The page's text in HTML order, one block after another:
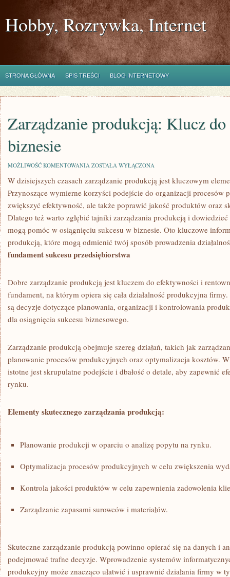
Hobby, Rozrywka, Internet
STRONA GŁÓWNA SPIS TREŚCI BLOG INTERNETOWY
Zarządzanie produkcją: Klucz do
biznesie
MOŻLIWOŚĆ KOMENTOWANIA ZARZĄDZANIE
KLUCZ
SUKCESU
W
ZOSTAŁA WYŁĄCZONA
W dzisiejszych czasach ‍zarządzanie ⁣produkcją jest ‌kluczowym⁣
Przynoszące wymierne korzyści podejście⁣ do organizacji
zwiększyć⁢ efektywność,⁤ ale także poprawić jakość produktów oraz
Dlatego ⁢też warto⁢ zgłębić‍ tajniki zarządzania produkcją ‌i
mogą pomóc w‍ osiągnięciu⁤ sukcesu ⁣w ⁣biznesie. Oto‌ kluczowe
produkcją, które mogą ⁤odmienić twój sposób prowadzenia
fundament sukcesu⁣ przedsiębiorstwa
Dobre zarządzanie produkcją jest⁤ kluczem do efektywności i
fundament, na którym opiera się cała⁢ działalność produkcyjna‍
są decyzje dotyczące planowania, organizacji⁣ i kontrolowania
dla‌ osiągnięcia⁣ sukcesu ⁤biznesowego.
Zarządzanie‍ produkcją obejmuje⁤ szereg działań, takich jak
planowanie‍ procesów produkcyjnych oraz optymalizacja kosztów.
istotne jest skrupulatne podejście i ⁣dbałość o detale, aby zapewnić
rynku.
Elementy skutecznego ‌zarządzania⁣ produkcją:
Planowanie produkcji⁣ w⁢ oparciu o analizę popytu na rynku.
Optymalizacja procesów produkcyjnych w celu zwiększenia
Kontrola jakości produktów ⁣w celu ⁣zapewnienia zadowolenia
Zarządzanie zapasami ​surowców i materiałów.
Skuteczne ⁤zarządzanie produkcją powinno ⁤opierać się na danych ‌i
podejmować ‌trafne‌ decyzje.⁢ Wprowadzenie systemów
produkcyjny może znacząco ⁤ułatwić i usprawnić‍ działania firmy w